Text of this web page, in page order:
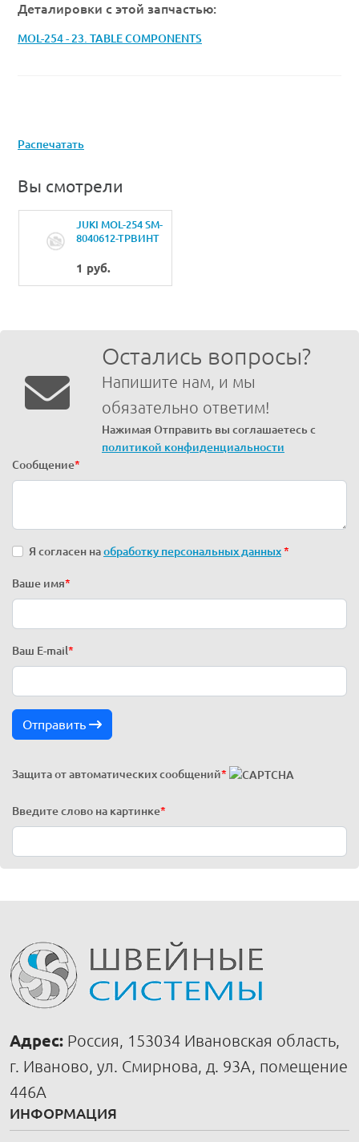
Деталировки с этой запчастью:
MOL-254 - 23. TABLE COMPONENTS
Распечатать
Вы смотрели
JUKI MOL-254 SM-
8040612-TPВИНТ
1 руб.
Остались вопросы?
Напишите нам, и мы
обязательно ответим!
Нажимая Отправить вы соглашаетесь с
политикой конфиденциальности
Сообщение*
Я согласен наобработку персональных данных*
Ваше имя*
Ваш E-mail *
Отправить
Защита от автоматических сообщений*
Введите слово на картинке*
Адрес: Россия, 153034 Ивановская область,
г. Иваново, ул. Смирнова, д. 93А, помещение
446А
ИНФОРМАЦИЯ